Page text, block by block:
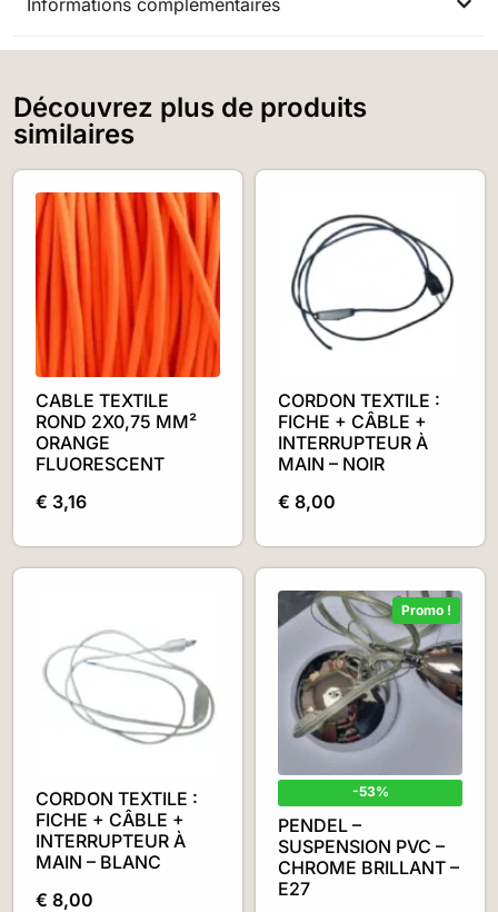
Découvrez plus de produits
similaires
CABLE TEXTILE
ROND 2X0,75 MM²
ORANGE
FLUORESCENT
€ 3,16
CORDON TEXTILE :
FICHE + CÂBLE +
INTERRUPTEUR À
MAIN – NOIR
€ 8,00
CORDON TEXTILE :
FICHE + CÂBLE +
INTERRUPTEUR À
MAIN – BLANC
€ 8,00
Promo !
-53%
PENDEL –
SUSPENSION PVC –
CHROME BRILLANT –
E27